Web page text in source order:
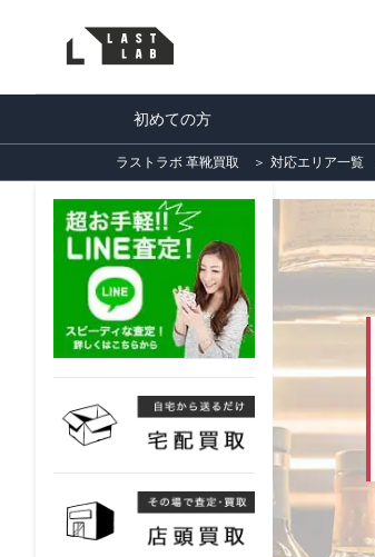
初めての方
ラストラボ 革靴買取 ＞ 対応エリア一覧